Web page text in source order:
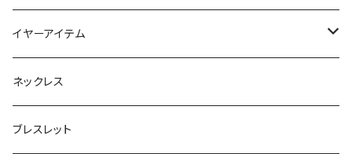
フラットポーチ
チャーム / カラビナ
ウォレット / 財布
トートバッグ
ポニーフック
テールクラッチ
シュシュット
イヤーアイテム
ステンレスピアス
ピアス
ネックレス
ブレスレット